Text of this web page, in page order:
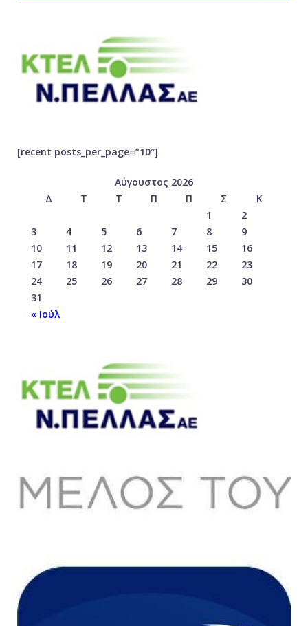
[recent posts_per_page=”10″]
Αύγουστος 2026
Δ
Τ Τ Π Π Σ
Κ
1
2
3
4 5 6 7 8
9
10
11 12 13 14 15
16
17
18 19 20 21 22
23
24
25 26 27 28 29
30
31
« Ιούλ